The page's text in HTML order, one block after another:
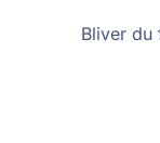
Bliver du